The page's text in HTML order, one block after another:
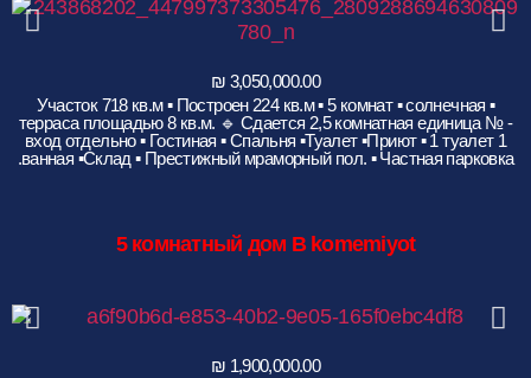
‏3,050,000.00 ₪
▪️ Участок 718 кв.м ▪️ Построен 224 кв.м ▪️ 5 комнат ▪️ солнечная
терраса площадью 8 кв.м. 🔹️ Сдается 2,5 комнатная единица № -
вход отдельно ▪︎ Гостиная ▪︎ Спальня ▪︎Туалет ▪️Приют ▪️ 1 туалет 1
ванная ▪️Склад ▪️ Престижный мраморный пол. ▪️ Частная парковка.
комнатный дом B komemiyot
5
‏1,900,000.00 ₪